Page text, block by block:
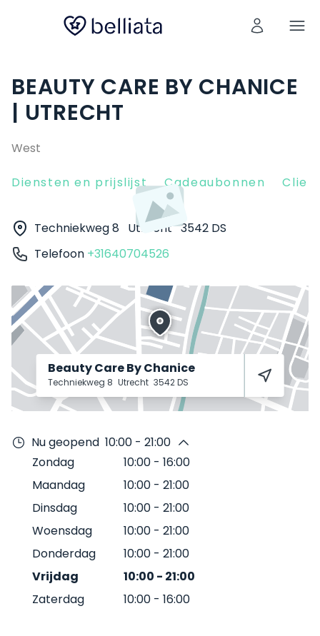
BEAUTY CARE BY CHANICE
| UTRECHT
West
Diensten en prijslijst Cadeaubonnen
Techniekweg 8 Utrecht 3542 DS
Telefoon +31640704526
Beauty Care By Chanice
Techniekweg 8 Utrecht 3542 DS
Nu geopend 10:00 - 21:00
Zondag
10:00 - 16:00
Maandag
10:00 - 21:00
Dinsdag
10:00 - 21:00
Woensdag
10:00 - 21:00
Donderdag
10:00 - 21:00
Vrijdag
10:00 - 21:00
Zaterdag
10:00 - 16:00